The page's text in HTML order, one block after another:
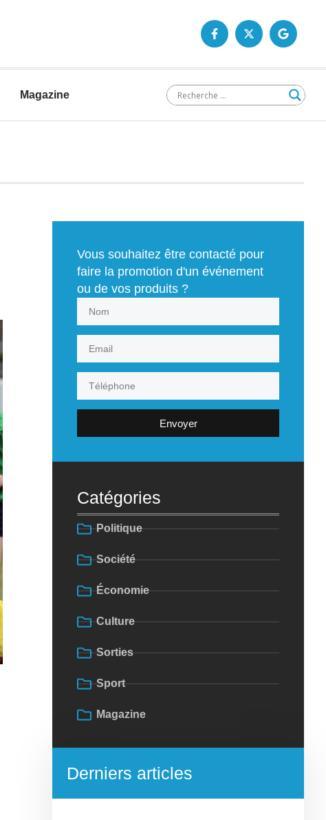
Magazine
Vous souhaitez être contacté pour
faire la promotion d'un événement
ou de vos produits ?
Envoyer
Catégories
Politique
Société
Économie
Culture
Sorties
Sport
Magazine
Derniers articles